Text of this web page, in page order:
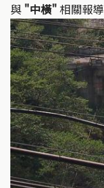
與 "中橫" 相關報導